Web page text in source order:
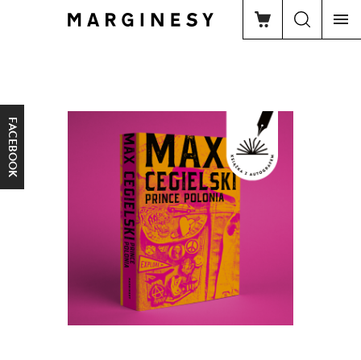
FACEBOOK